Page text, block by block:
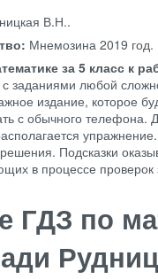
В.Н..
Мнемозина 2019 год.
за 5 класс к
с заданиями любой
издание, которое
с обычного телефона.
Подсказки
в процессе проверок
ГДЗ по